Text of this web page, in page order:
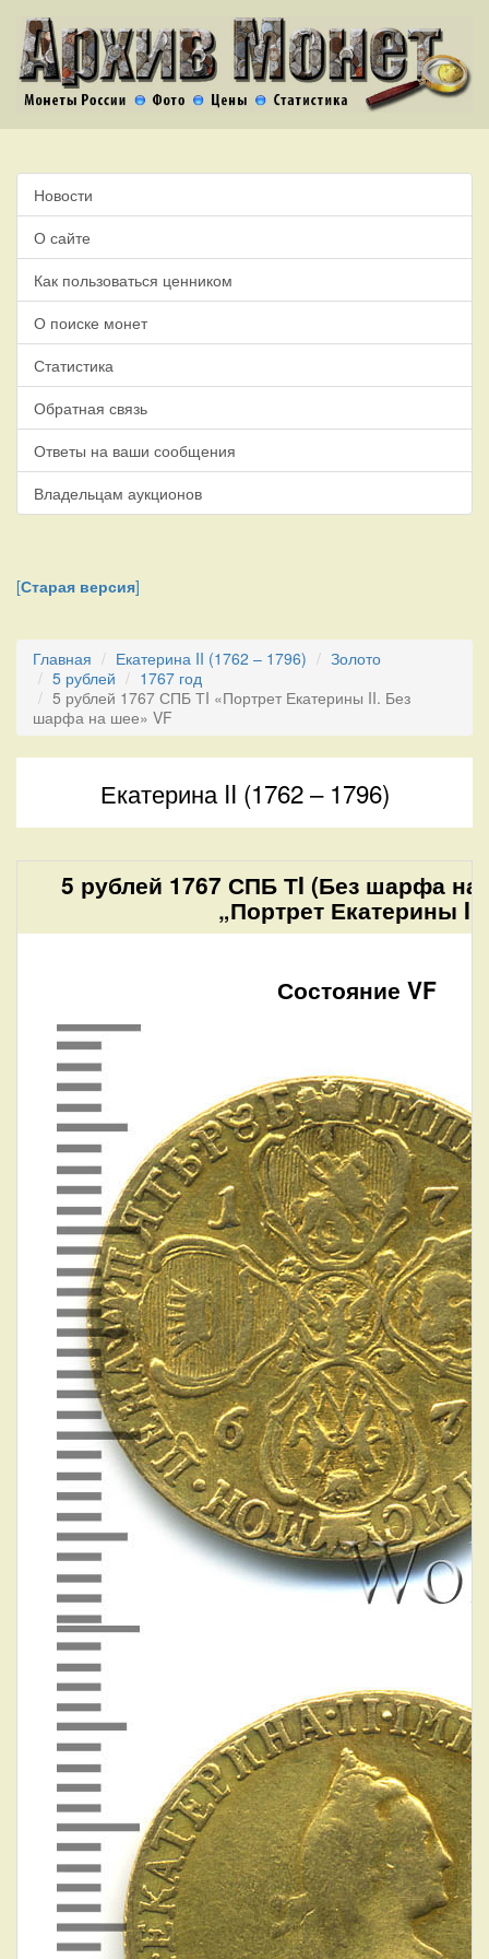
Новости
О сайте
Как пользоваться ценником
О поиске монет
Статистика
Обратная связь
Ответы на ваши сообщения
Владельцам аукционов
[Старая версия]
Главная Екатерина II (1762 – 1796)
Золото
5 рублей
1767 год
5 рублей 1767 СПБ ТI «Портрет Екатерины II. Без
шарфа на шее» VF
Екатерина II (1762 – 1796)
5 рублей 1767 СПБ ТI (Без шарфа на
„Портрет Екатерины
Состояние VF